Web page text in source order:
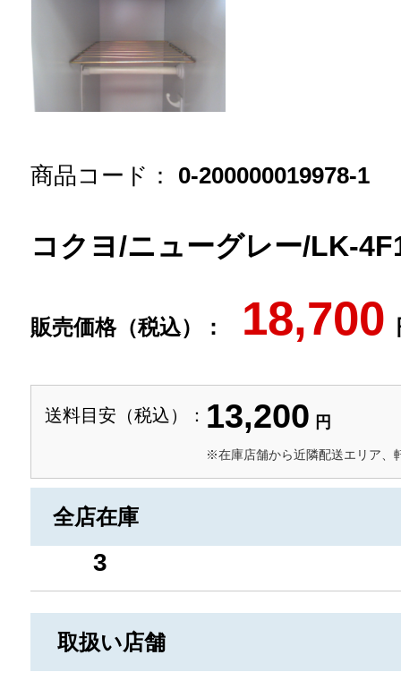
商品コード： 0-200000019978-1
コクヨ/ニューグレー/LK-
販売価格（税込）： 18,700
送料目安（税込）： 13,200 円
※在庫店舗から近隣配送エリア、
全店在庫
3
取扱い店舗